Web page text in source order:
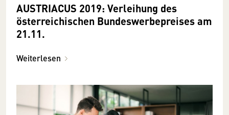
AUSTRIACUS 2019: Verleihung des
österreichischen Bundeswerbepreises am
21.11.
Weiterlesen